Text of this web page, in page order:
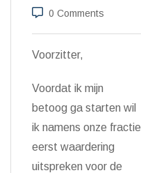
0 Comments
Voorzitter,
Voordat ik mijn
betoog ga starten wil
ik namens onze fractie
eerst waardering
uitspreken voor de